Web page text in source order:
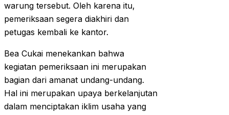
warung tersebut. Oleh karena itu,
pemeriksaan segera diakhiri dan
petugas kembali ke kantor.
Bea Cukai menekankan bahwa
kegiatan pemeriksaan ini merupakan
bagian dari amanat undang-undang.
Hal ini merupakan upaya berkelanjutan
dalam menciptakan iklim usaha yang